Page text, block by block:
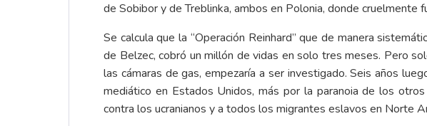
de Sobibor y de Treblinka, ambos en Polonia, donde
Se calcula que la “Operación Reinhard” que de manera
de Belzec, cobró un millón de vidas en solo tres meses. Pero
las cámaras de gas, empezaría a ser investigado. Seis años
mediático en Estados Unidos, más por la paranoia de los
contra los ucranianos y a todos los migrantes eslavos en Norte